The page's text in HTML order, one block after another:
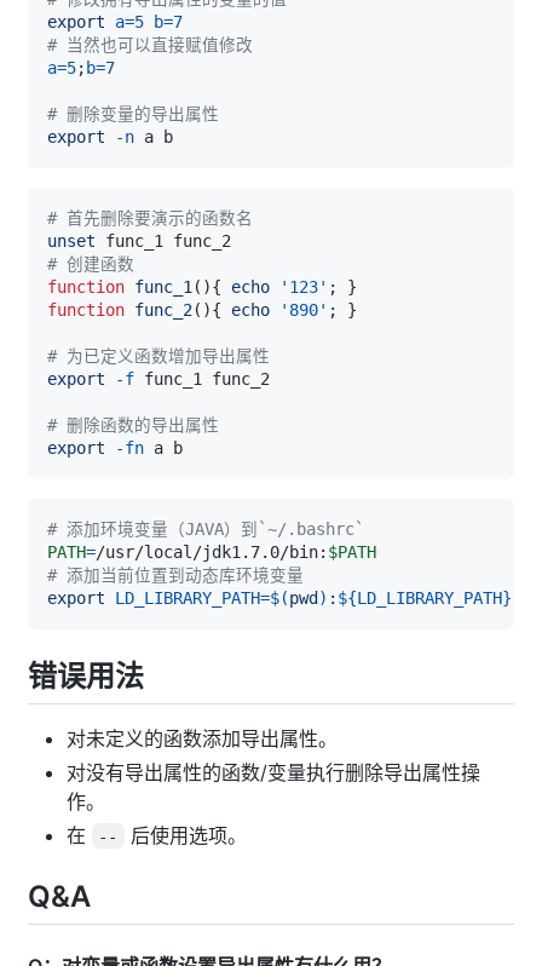
export
a=5 b=7
# 当然也可以直接赋值修改
a=5;b=7
# 删除变量的导出属性
export
-n
# 首先删除要演示的函数名
unset
# 创建函数
function func_1 ( ){ echo '123' ;
}
function func_2( ){ echo '890' ; }
# 为已定义函数增加导出属性
export
-f
# 删除函数的导出属性
export
-fn
# 添加环境变量（JAVA）到`~/.bashrc`
PATH=/usr/local/jdk1.7.0/bin: $PATH
# 添加当前位置到动态库环境变量
export
LD_LIBRARY_PATH=$(pwd) : ${LD_LIBRARY_PATH}
错误用法
对未定义的函数添加导出属性。
对没有导出属性的函数/变量执行删除导出属性操
作。
在
-- 后使用选项。
Q&A